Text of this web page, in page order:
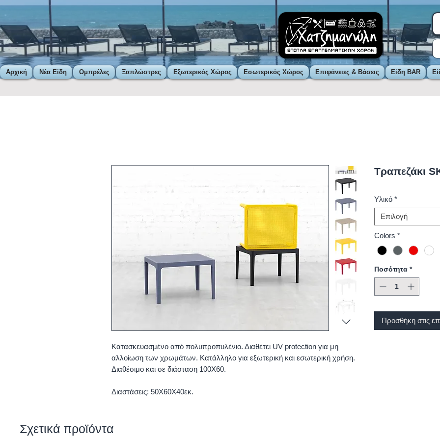
Αρχική Νέα Είδη Ομπρέλες Ξαπλώστρες Εξωτερικός Χώρος Εσωτερικός Χώρος Επιφάνειες & Βάσεις Είδη BAR
Κατασκευασμένο από πολυπροπυλένιο. Διαθέτει UV protection για μη
αλλοίωση των χρωμάτων. Κατάλληλο για εξωτερική και εσωτερική χρήση.
Διαθέσιμο και σε διάσταση 100Χ60.
Διαστάσεις: 50Χ60Χ40εκ.
Τραπεζάκι
Υλικό *
Επιλογή
Colors *
Ποσότητα *
Προσθήκη στις
Σχετικά προϊόντα